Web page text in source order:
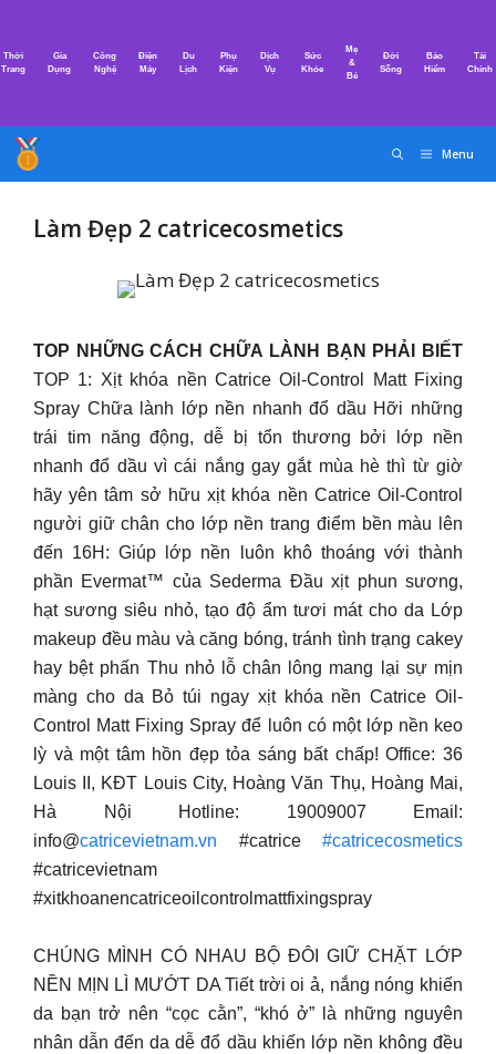
nội
Thời
Trang
Gia
Dụng
Công
Nghệ
Điện
Máy
Du
Lịch
Phụ
Kiện
Dịch
Vụ
Sức
Khỏe
Mẹ
&
Bé
Đời
Sống
Bảo
Hiểm
Tài
Chính
Menu
Làm Đẹp 2 catricecosmetics
TOP NHỮNG CÁCH CHỮA LÀNH BẠN PHẢI BIẾT
TOP 1: Xịt khóa nền Catrice Oil-Control Matt Fixing
Spray Chữa lành lớp nền nhanh đổ dầu Hỡi những
trái tim năng động, dễ bị tổn thương bởi lớp nền
nhanh đổ dầu vì cái nắng gay gắt mùa hè thì từ giờ
hãy yên tâm sở hữu xịt khóa nền Catrice Oil-Control
người giữ chân cho lớp nền trang điểm bền màu lên
đến 16H: Giúp lớp nền luôn khô thoáng với thành
phần Evermat™ của Sederma Đầu xịt phun sương,
hạt sương siêu nhỏ, tạo độ ẩm tươi mát cho da Lớp
makeup đều màu và căng bóng, tránh tình trạng cakey
hay bệt phấn Thu nhỏ lỗ chân lông mang lại sự mịn
màng cho da Bỏ túi ngay xịt khóa nền Catrice Oil-
Control Matt Fixing Spray để luôn có một lớp nền keo
lỳ và một tâm hồn đẹp tỏa sáng bất chấp! Office: 36
Louis II, KĐT Louis City, Hoàng Văn Thụ, Hoàng Mai,
Hà Nội Hotline: 19009007 Email:
info@catricevietnam.vn #catrice #catricecosmetics
#catricevietnam
#xitkhoanencatriceoilcontrolmattfixingspray
CHÚNG MÌNH CÓ NHAU BỘ ĐÔI GIỮ CHẶT LỚP
NỀN MỊN LÌ MƯỚT DA Tiết trời oi ả, nắng nóng khiến
da bạn trở nên “cọc cằn”, “khó ở” là những nguyên
nhân dẫn đến da dễ đổ dầu khiến lớp nền không đều